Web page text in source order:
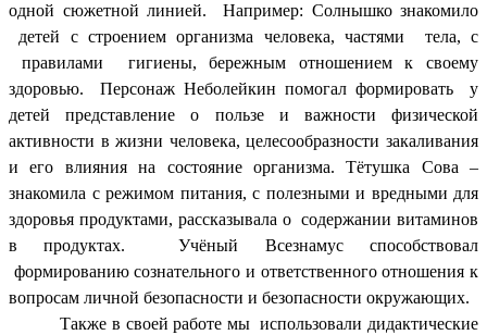
одной сюжетной линией. Например: Солнышко знакомило
детей с строением организма человека, частями тела, с
правилами гигиены, бережным отношением к своему
здоровью. Персонаж Неболейкин помогал формировать у
детей представление о пользе и важности физической
активности в жизни человека, целесообразности закаливания
и его влияния на состояние организма. Тётушка Сова –
знакомила с режимом питания, с полезными и вредными для
здоровья продуктами, рассказывала о содержании витаминов
в продуктах. Учёный Всезнамус способствовал
формированию сознательного и ответственного отношения к
вопросам личной безопасности и безопасности окружающих.
Также в своей работе мы использовали дидактические